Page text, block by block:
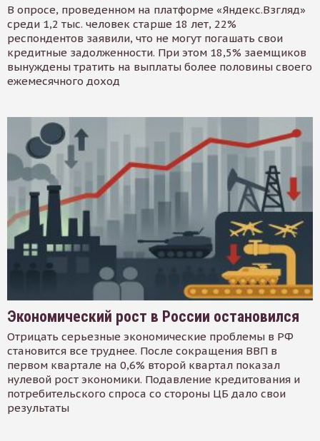
В опросе, проведенном на платформе «Яндекс.Взгляд»
среди 1,2 тыс. человек старше 18 лет, 22%
респондентов заявили, что не могут погашать свои
кредитные задолженности. При этом 18,5% заемщиков
вынуждены тратить на выплаты более половины своего
ежемесячного доход
Экономический рост в России остановился
Отрицать серьезные экономические проблемы в РФ
становится все труднее. После сокращения ВВП в
первом квартале на 0,6% второй квартал показал
нулевой рост экономики. Подавление кредитования и
потребительского спроса со стороны ЦБ дало свои
результаты